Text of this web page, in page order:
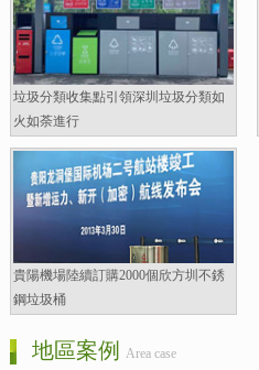
垃圾分類收集點引領深圳垃圾分類如
火如荼進行
貴陽機場陸續訂購2000個欣方圳不銹
鋼垃圾桶
地區案例 Area case